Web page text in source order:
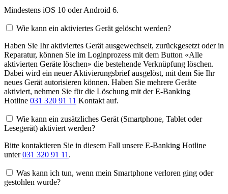
Mindestens iOS 10 oder Android 6.
Wie kann ein aktiviertes Gerät gelöscht werden?
Haben Sie Ihr aktiviertes Gerät ausgewechselt, zurückgesetzt oder in
Reparatur, können Sie im Loginprozess mit dem Button «Alle
aktivierten Geräte löschen» die bestehende Verknüpfung löschen.
Dabei wird ein neuer Aktivierungsbrief ausgelöst, mit dem Sie Ihr
neues Gerät autorisieren können. Haben Sie mehrere Geräte
aktiviert, nehmen Sie für die Löschung mit der E-Banking
Hotline 031 320 91 11 Kontakt auf.
Wie kann ein zusätzliches Gerät (Smartphone, Tablet oder
Lesegerät) aktiviert werden?
Bitte kontaktieren Sie in diesem Fall unsere E-Banking Hotline
unter031 320 91 11 .
Was kann ich tun, wenn mein Smartphone verloren ging oder
gestohlen wurde?